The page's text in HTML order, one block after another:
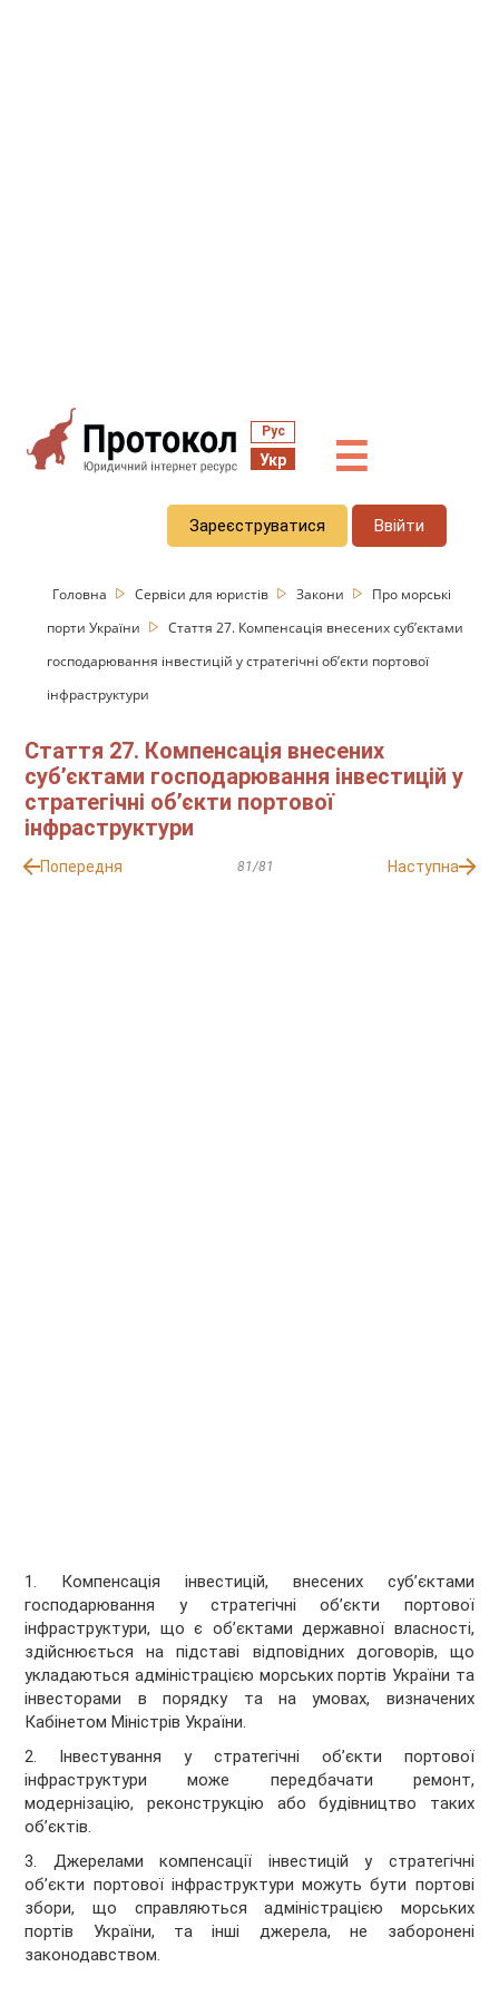
Рус
Укр ☰
Зареєструватися Ввійти
Головна Сервіси для юристів Закони
Про морські
порти України
Стаття 27. Компенсація внесених суб’єктами
господарювання інвестицій у стратегічні об’єкти портової
інфраструктури
Стаття 27. Компенсація внесених
суб’єктами господарювання інвестицій у
стратегічні об’єкти портової
інфраструктури
Попередня 81/81 Наступна
1. Компенсація інвестицій, внесених суб’єктами
господарювання у стратегічні об’єкти портової
інфраструктури, що є об’єктами державної власності,
здійснюється на підставі відповідних договорів, що
укладаються адміністрацією морських портів України та
інвесторами в порядку та на умовах, визначених
Кабінетом Міністрів України.
2. Інвестування у стратегічні об’єкти портової
інфраструктури може передбачати ремонт,
модернізацію, реконструкцію або будівництво таких
об’єктів.
3. Джерелами компенсації інвестицій у стратегічні
об’єкти портової інфраструктури можуть бути портові
збори, що справляються адміністрацією морських
портів України, та інші джерела, не заборонені
законодавством.